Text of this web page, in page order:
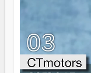
gouvernail, mais
ont la force, les
n'est pas un
d'équipage.
Surtout vos
n'importe quel
Il faut juste